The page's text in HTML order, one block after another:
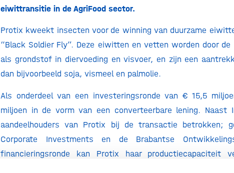
eiwittransitie in de AgriFood sector.
Protix kweekt insecten voor de winning van duurzame
“Black Soldier Fly”. Deze eiwitten en vetten worden door
als grondstof in diervoeding en visvoer, en zijn een
dan bijvoorbeeld soja, vismeel en palmolie.
Als onderdeel van een investeringsronde van € 15,5
miljoen in de vorm van een converteerbare lening. Naast
aandeelhouders van Protix bij de transactie betrokken;
Corporate Investments en de Brabantse
financieringsronde kan Protix haar productiecapaciteit